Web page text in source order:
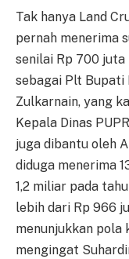
Tak hanya Land
pernah menerima
senilai Rp 700 juta
sebagai Plt Bupati
Zulkarnain, yang
Kepala Dinas
juga dibantu oleh
diduga menerima
1,2 miliar pada
lebih dari Rp 966
menunjukkan pola
mengingat